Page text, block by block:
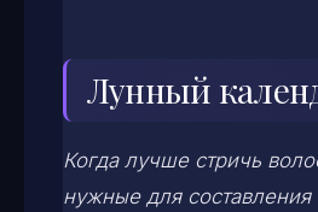
Лунный
Когда лучше стричь
нужные для составления